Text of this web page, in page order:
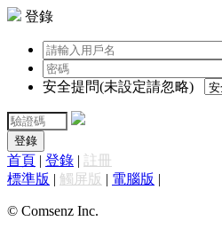
登錄
安全提問(未設定請忽略)
登錄
首頁 | 登錄 | 註冊
標準版 | 觸屏版 | 電腦版 |
© Comsenz Inc.